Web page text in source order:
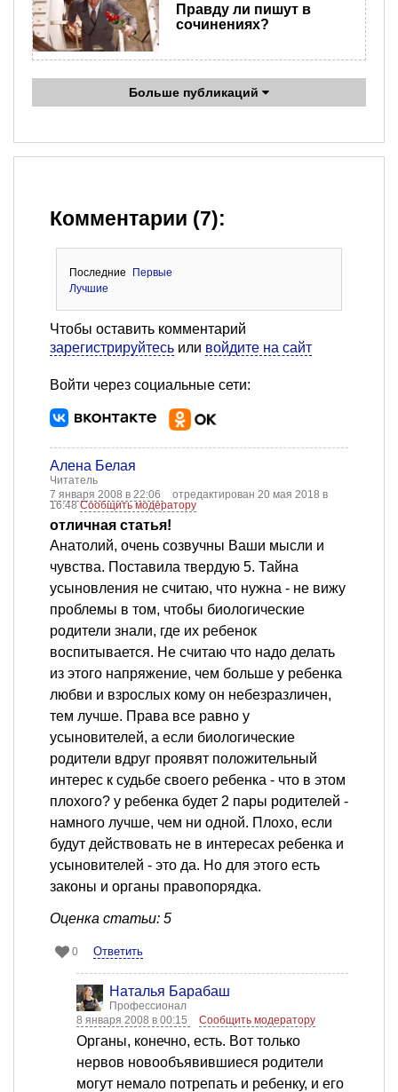
Правду ли пишут в
сочинениях?
Больше публикаций
Комментарии (7):
Последние
Первые
Лучшие
Чтобы оставить комментарий
зарегистрируйтесь или войдите на сайт
Войти через социальные сети:
Алена Белая
Читатель
7 января 2008 в 22:06
отредактирован 20 мая 2018 в
16:48Сообщить модератору
отличная статья!
Анатолий, очень созвучны Ваши мысли и
чувства. Поставила твердую 5. Тайна
усыновления не считаю, что нужна - не вижу
проблемы в том, чтобы биологические
родители знали, где их ребенок
воспитывается. Не считаю что надо делать
из этого напряжение, чем больше у ребенка
любви и взрослых кому он небезразличен,
тем лучше. Права все равно у
усыновителей, а если биологические
родители вдруг проявят положительный
интерес к судьбе своего ребенка - что в этом
плохого? у ребенка будет 2 пары родителей -
намного лучше, чем ни одной. Плохо, если
будут действовать не в интересах ребенка и
усыновителей - это да. Но для этого есть
законы и органы правопорядка.
Оценка статьи: 5
0 Ответить
Наталья Барабаш
Профессионал
8 января 2008 в 00:15
Сообщить модератору
Органы, конечно, есть. Вот только
нервов новообъявившиеся родители
могут немало потрепать и ребенку, и его